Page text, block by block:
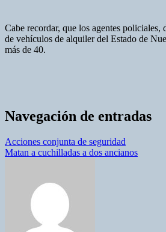
Cabe recordar, que los agentes policiales,
de vehículos de alquiler del Estado de
más de 40.
Navegación de entradas
Acciones conjunta de seguridad
Matan a cuchilladas a dos ancianos